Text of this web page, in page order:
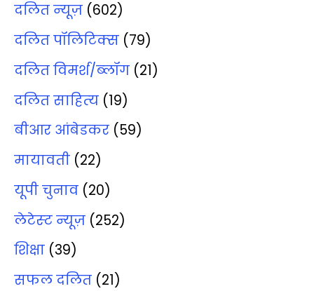
दलित न्‍यूज़ (602)
दलित पॉलिटिक्‍स (79)
दलित विमर्श/ब्‍लॉग (21)
दलित साहित्‍य (19)
बीआर आंबेडकर (59)
मायावती (22)
यूपी चुनाव (20)
लेटेस्‍ट न्‍यूज़ (252)
शिक्षा (39)
सफल दलित (21)